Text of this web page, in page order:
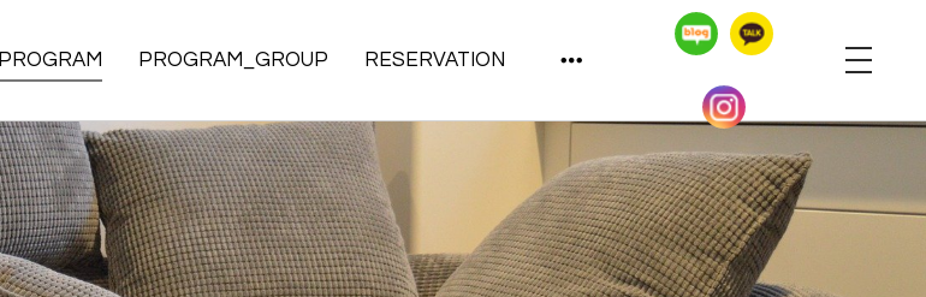
PROGRAM PROGRAM_GROUP RESERVATION